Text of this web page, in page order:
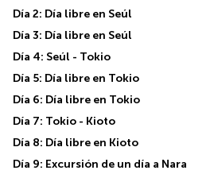
Día 2: Día libre en Seúl
Día 3: Día libre en Seúl
Día 4: Seúl - Tokio
Día 5: Día libre en Tokio
Día 6: Día libre en Tokio
Día 7: Tokio - Kioto
Día 8: Día libre en Kioto
Día 9: Excursión de un día a Nara